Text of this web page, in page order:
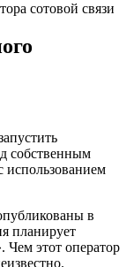
сотовой связи
собственным
использованием
в
планирует
Чем этот оператор